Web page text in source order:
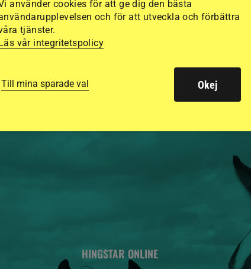
Stort test av
15 ridhjälmar i
säkraste. Det
de olika
HINGSTAR ONLINE
använder cookies för att ge dig den bästa
och för att utveckla och förbättra
tjänster.
vår integritetspolicy
Till mina sparade val Okej